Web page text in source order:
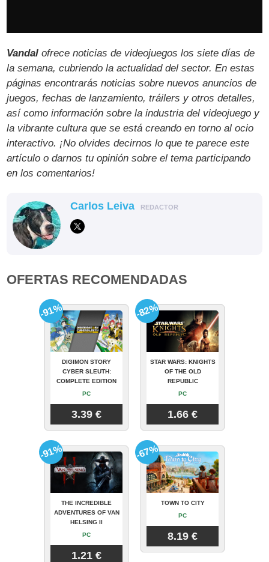
Vandal ofrece noticias de videojuegos los siete días de
la semana, cubriendo la actualidad del sector. En estas
páginas encontrarás noticias sobre nuevos anuncios de
juegos, fechas de lanzamiento, tráilers y otros detalles,
así como información sobre la industria del videojuego y
la vibrante cultura que se está creando en torno al ocio
interactivo. ¡No olvides decirnos lo que te parece este
artículo o darnos tu opinión sobre el tema participando
en los comentarios!
Carlos Leiva REDACTOR
OFERTAS RECOMENDADAS
DIGIMON STORY
CYBER SLEUTH:
COMPLETE EDITION
PC
3.39 €
-91%
STAR WARS: KNIGHTS
OF THE OLD
REPUBLIC
PC
1.66 €
-82%
THE INCREDIBLE
ADVENTURES OF VAN
HELSING II
PC
1.21 €
-91%
TOWN TO CITY
PC
8.19 €
-67%